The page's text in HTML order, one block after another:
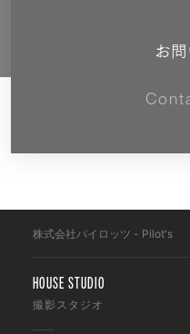
お
株式会社パイロッツ - Pilot's
HOUSE STUDIO
撮影スタジオ